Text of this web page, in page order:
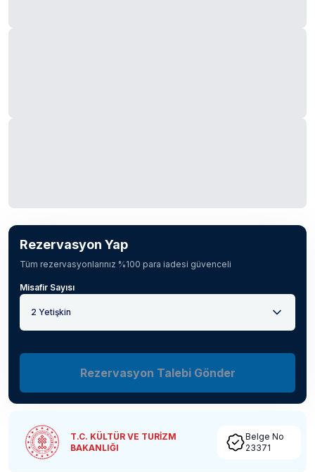
Rezervasyon Yap
Tüm rezervasyonlarınız %100 para iadesi güvenceli
Misafir Sayısı
2 Yetişkin
Rezervasyon Talebi Gönder
T.C. KÜLTÜR VE TURİZM
BAKANLIĞI
Belge No
23371